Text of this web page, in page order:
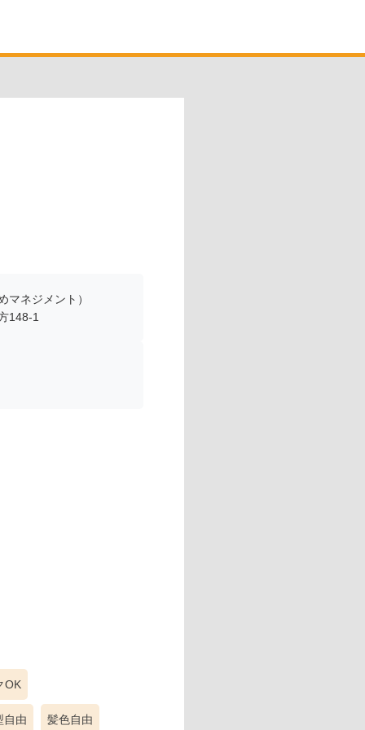
マネジメント）
148-1
OK
自由 髪色自由